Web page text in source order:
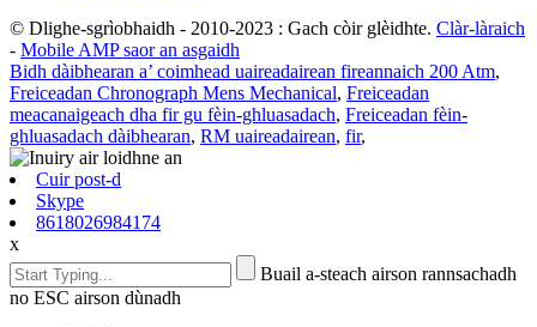
© Dlighe-sgrìobhaidh - 2010-2023 : Gach còir glèidhte. Clàr-làraich
- Mobile AMP saor an asgaidh
Bidh dàibhearan a’ coimhead uaireadairean fireannaich 200 Atm,
Freiceadan Chronograph Mens Mechanical, Freiceadan
meacanaigeach dha fir gu fèin-ghluasadach, Freiceadan fèin-
ghluasadach dàibhearan, RM uaireadairean, fir,
Cuir post-d
Skype
8618026984174
x
Buail a-steach airson rannsachadh
no ESC airson dùnadh